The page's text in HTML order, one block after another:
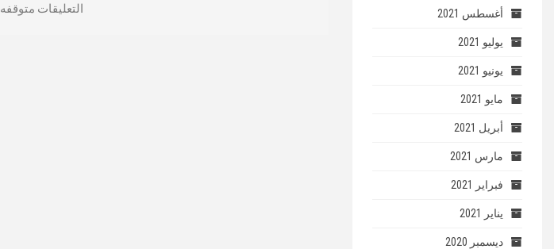
التعليقات متوقفه أغسطس 2021
يوليو 2021
يونيو 2021
مايو 2021
أبريل 2021
مارس 2021
فبراير 2021
يناير 2021
ديسمبر 2020